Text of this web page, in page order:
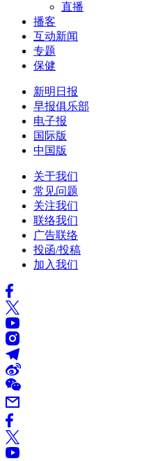
直播
播客
互动新闻
专题
保健
新明日报
早报俱乐部
电子报
国际版
中国版
关于我们
常见问题
关注我们
联络我们
广告联络
投函/投稿
加入我们